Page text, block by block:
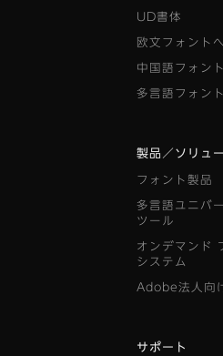
UD書体
欧文フォント
中国語フォン
多言語フォント
製品／ソリュ
フォント製品
多言語ユニバ
ツール
オンデマンド
システム
Adobe法人向
サポート